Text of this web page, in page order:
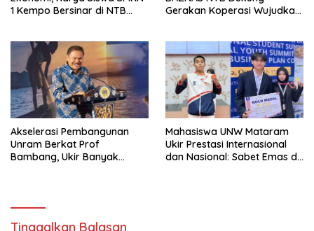
1 Kempo Bersinar di NTB
Gerakan Koperasi Wujudkan
Akselerasi Pembangunan
Unram Berkat Prof
Bambang, Ukir Banyak
Mahasiswa UNW Mataram
Ukir Prestasi Internasional
dan Nasional: Sabet Emas di
Tinggalkan Balasan